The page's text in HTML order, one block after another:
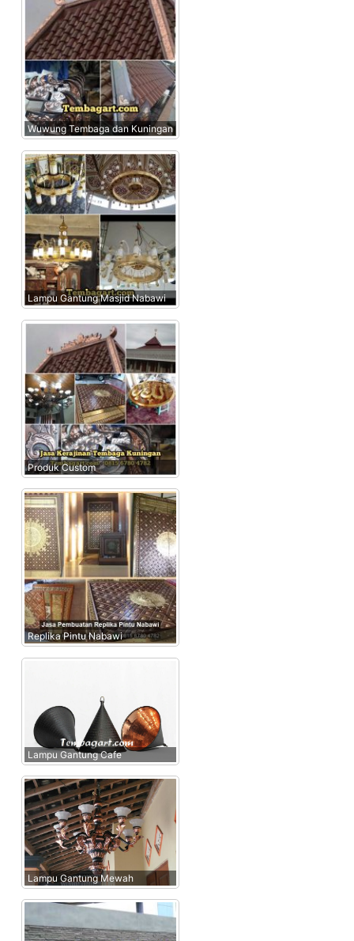
Wuwung Tembaga dan Kuningan
Lampu Gantung Masjid Nabawi
Produk Custom
Replika Pintu Nabawi
Lampu Gantung Cafe
Lampu Gantung Mewah